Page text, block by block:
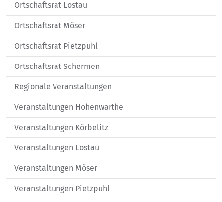
Ortschaftsrat Lostau
Ortschaftsrat Möser
Ortschaftsrat Pietzpuhl
Ortschaftsrat Schermen
Regionale Veranstaltungen
Veranstaltungen Hohenwarthe
Veranstaltungen Körbelitz
Veranstaltungen Lostau
Veranstaltungen Möser
Veranstaltungen Pietzpuhl